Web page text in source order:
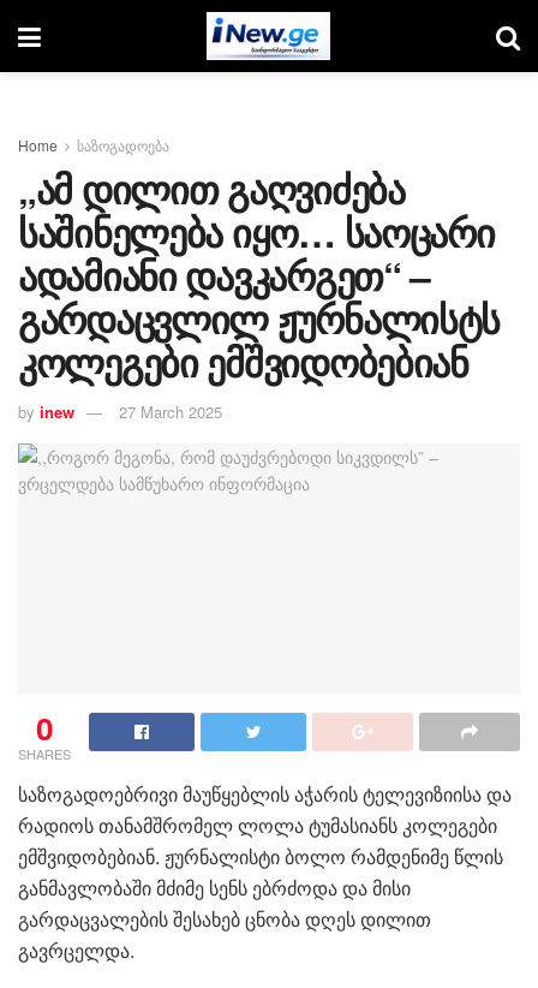
Home საზოგადოება
„ამ დილით გაღვიძება
საშინელება იყო… საოცარი
ადამიანი დავკარგეთ“ –
გარდაცვლილ ჟურნალისტს
კოლეგები ემშვიდობებიან
by inew 27 March 2025
0
SHARES
საზოგადოებრივი მაუწყებლის აჭარის ტელევიზიისა და
რადიოს თანამშრომელ ლოლა ტუმასიანს კოლეგები
ემშვიდობებიან. ჟურნალისტი ბოლო რამდენიმე წლის
განმავლობაში მძიმე სენს ებრძოდა და მისი
გარდაცვალების შესახებ ცნობა დღეს დილით
გავრცელდა.